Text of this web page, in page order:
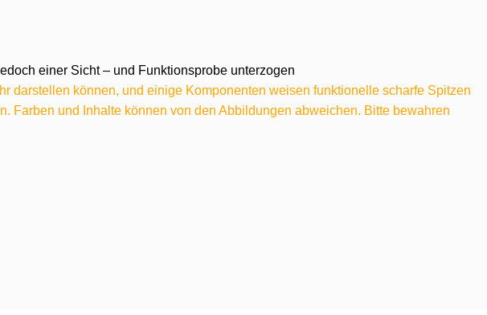
einer Sicht – und Funktionsprobe unterzogen
darstellen können, und einige Komponenten weisen funktionelle scharfe Spitzen
Farben und Inhalte können von den Abbildungen abweichen. Bitte bewahren